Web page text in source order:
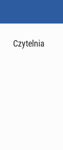
Czytelnia